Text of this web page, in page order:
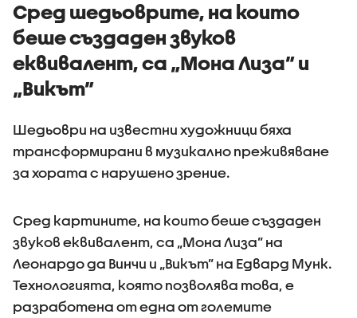
Сред шедьоврите, на които
беше създаден звуков
еквивалент, са „Мона Лиза” и
„Викът”
Шедьоври на известни художници бяха
трансформирани в музикално преживяване
за хората с нарушено зрение.
Сред картините, на които беше създаден
звуков еквивалент, са „Мона Лиза” на
Леонардо да Винчи и „Викът” на Едвард Мунк.
Технологията, която позволява това, е
разработена от една от големите